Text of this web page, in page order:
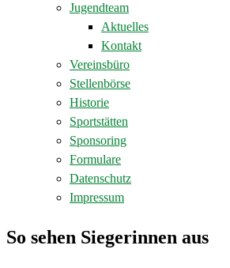
Jugendteam
Aktuelles
Kontakt
Vereinsbüro
Stellenbörse
Historie
Sportstätten
Sponsoring
Formulare
Datenschutz
Impressum
So sehen Siegerinnen aus